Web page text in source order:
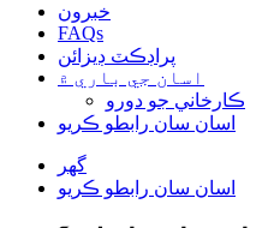
خبرون
FAQs
پراڊڪٽ ڊيزائن
اسان جي باري ۾
ڪارخاني جو دورو
اسان سان رابطو ڪريو
گهر
اسان سان رابطو ڪريو